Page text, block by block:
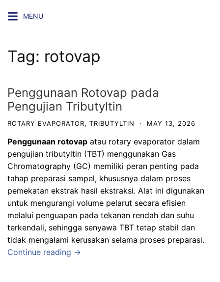
MENU
Tag: rotovap
Penggunaan Rotovap pada
Pengujian Tributyltin
ROTARY EVAPORATOR, TRIBUTYLTIN · MAY 13, 2026
Penggunaan rotovap atau rotary evaporator dalam
pengujian tributyltin (TBT) menggunakan Gas
Chromatography (GC) memiliki peran penting pada
tahap preparasi sampel, khususnya dalam proses
pemekatan ekstrak hasil ekstraksi. Alat ini digunakan
untuk mengurangi volume pelarut secara efisien
melalui penguapan pada tekanan rendah dan suhu
terkendali, sehingga senyawa TBT tetap stabil dan
tidak mengalami kerusakan selama proses preparasi.
Continue reading →